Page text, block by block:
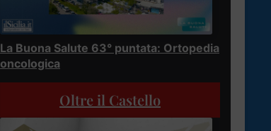
La Buona Salute 63° puntata: Ortopedia
oncologica
Oltre il Castello